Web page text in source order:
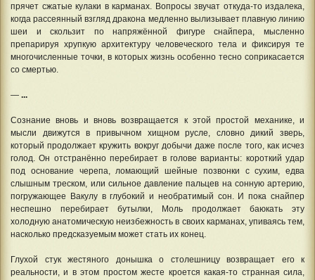
прячет сжатые кулаки в карманах. Вопросы звучат откуда-то издалека,
когда рассеянный взгляд дракона медленно вылизывает плавную линию
шеи и скользит по напряжённой фигуре снайпера, мысленно
препарируя хрупкую архитектуру человеческого тела и фиксируя те
многочисленные точки, в которых жизнь особенно тесно соприкасается
со смертью.
— ...
Сознание вновь и вновь возвращается к этой простой механике, и
мысли движутся в привычном хищном русле, словно дикий зверь,
который продолжает кружить вокруг добычи даже после того, как исчез
голод. Он отстранённо перебирает в голове варианты: короткий удар
под основание черепа, ломающий шейные позвонки с сухим, едва
слышным треском, или сильное давление пальцев на сонную артерию,
погружающее Вакулу в глубокий и необратимый сон. И пока снайпер
неспешно перебирает бутылки, Моль продолжает баюкать эту
холодную анатомическую неизбежность в своих карманах, упиваясь тем,
насколько предсказуемым может стать их конец.
Глухой стук жестяного донышка о столешницу возвращает его к
реальности, и в этом простом жесте кроется какая-то странная сила,